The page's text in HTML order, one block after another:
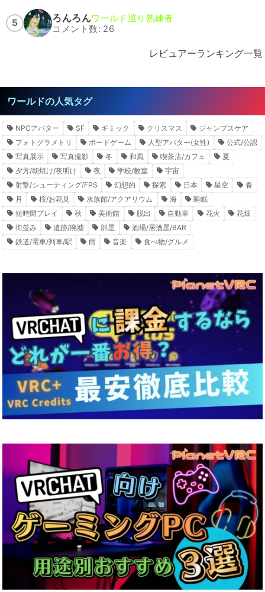
5 ろんろんワールド巡り熟練者
コメント数: 26
レビュアーランキング一覧
ワールドの人気タグ
NPCアバター SF ギミック クリスマス
ジャンプスケア
フォトグラメトリ
ボードゲーム 人型アバター(女性)
公式/公認
写真展示
写真撮影 冬 和風 喫茶店/カフェ
夏
夕方/朝焼け/夜明け
夜 学校/教室
宇宙
射撃/シューティング/FPS
幻想的 探索 日本 星空
春
月
桜/お花見 水族館/アクアリウム 海
睡眠
短時間プレイ
秋 美術館 脱出 自動車 花火
花畑
街並み
遺跡/廃墟 部屋
酒場/居酒屋/BAR
鉄道/電車/列車/駅
雨 音楽 食べ物/グルメ